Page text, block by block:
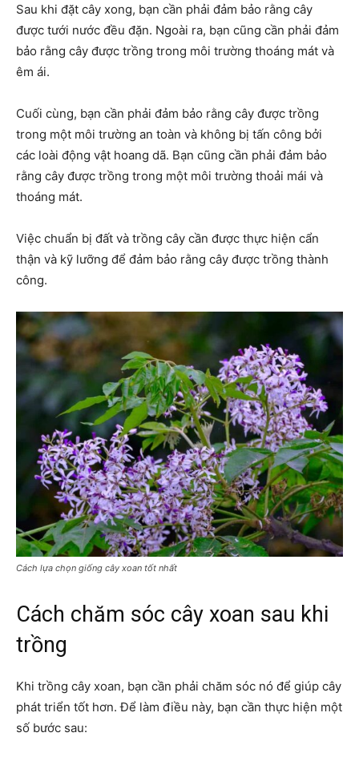
Sau khi đặt cây xong, bạn cần phải đảm bảo rằng cây
được tưới nước đều đặn. Ngoài ra, bạn cũng cần phải đảm
bảo rằng cây được trồng trong môi trường thoáng mát và
êm ái.
Cuối cùng, bạn cần phải đảm bảo rằng cây được trồng
trong một môi trường an toàn và không bị tấn công bởi
các loài động vật hoang dã. Bạn cũng cần phải đảm bảo
rằng cây được trồng trong một môi trường thoải mái và
thoáng mát.
Việc chuẩn bị đất và trồng cây cần được thực hiện cẩn
thận và kỹ lưỡng để đảm bảo rằng cây được trồng thành
công.
Cách lựa chọn giống cây xoan tốt nhất
Cách chăm sóc cây xoan sau khi
trồng
Khi trồng cây xoan, bạn cần phải chăm sóc nó để giúp cây
phát triển tốt hơn. Để làm điều này, bạn cần thực hiện một
số bước sau: